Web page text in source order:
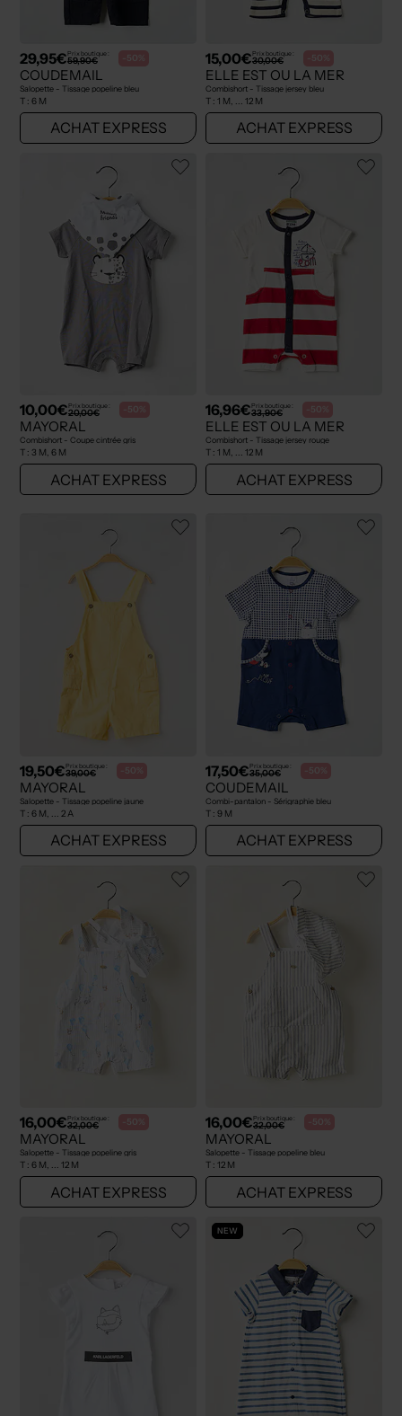
29,95€Prix boutique :
59,90€ -50%
COUDEMAIL
Salopette - Tissage popeline bleu
T : 6 M
ACHAT EXPRESS
15,00€Prix boutique :
30,00€ -50%
ELLE EST OU LA MER
Combishort - Tissage jersey bleu
T : 1 M, ... 12 M
ACHAT EXPRESS
10,00€Prix boutique :
20,00€ -50%
MAYORAL
Combishort - Coupe cintrée gris
T : 3 M, 6 M
ACHAT EXPRESS
16,96€Prix boutique :
33,90€ -50%
ELLE EST OU LA MER
Combishort - Tissage jersey rouge
T : 1 M, ... 12 M
ACHAT EXPRESS
19,50€Prix boutique :
39,00€ -50%
MAYORAL
Salopette - Tissage popeline jaune
T : 6 M, ... 2 A
ACHAT EXPRESS
17,50€Prix boutique :
35,00€ -50%
COUDEMAIL
Combi-pantalon - Sérigraphie bleu
T : 9 M
ACHAT EXPRESS
16,00€Prix boutique :
32,00€ -50%
MAYORAL
Salopette - Tissage popeline gris
T : 6 M, ... 12 M
ACHAT EXPRESS
16,00€Prix boutique :
32,00€ -50%
MAYORAL
Salopette - Tissage popeline bleu
T : 12 M
ACHAT EXPRESS
NEW